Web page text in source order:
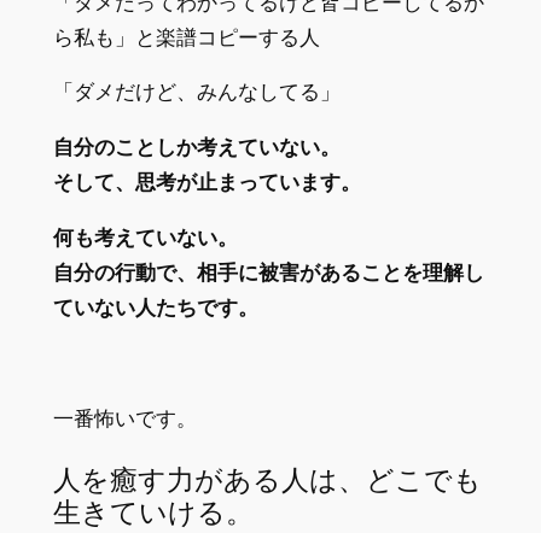
ら私も」と楽譜コピーする人
「ダメだけど、みんなしてる」
自分のことしか考えていない。
そして、思考が止まっています。
何も考えていない。
自分の行動で、相手に被害があることを理解し
ていない人たちです。
一番怖いです。
人を癒す力がある人は、どこでも
生きていける。